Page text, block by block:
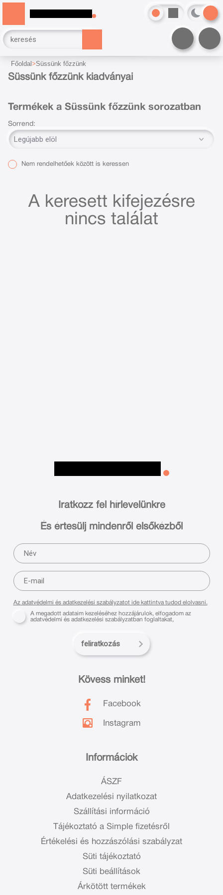
Főoldal Süssünk főzzünk
Süssünk főzzünk kiadványai
Termékek a Süssünk főzzünk sorozatban
Sorrend:
Nem rendelhetőek között is keressen
A keresett kifejezésre
nincs találat
Információk
ÁSZF
Adatkezelési nyilatkozat
Szállítási információ
Tájékoztató a Simple fizetésről
Értékelési és hozzászólási szabályzat
Süti tájékoztató
Süti beállítások
Árkötött termékek
Kövess minket!
Facebook
Instagram
Iratkozz fel hírlevelünkre
És értesülj mindenről elsőkézből
Az adatvédelmi és adatkezelési szabályzatot ide kattintva tudod elolvasni.
A megadott adataim kezeléséhez hozzájárulok, elfogadom az
adatvédelmi és adatkezelési szabályzatban foglaltakat,
feliratkozás